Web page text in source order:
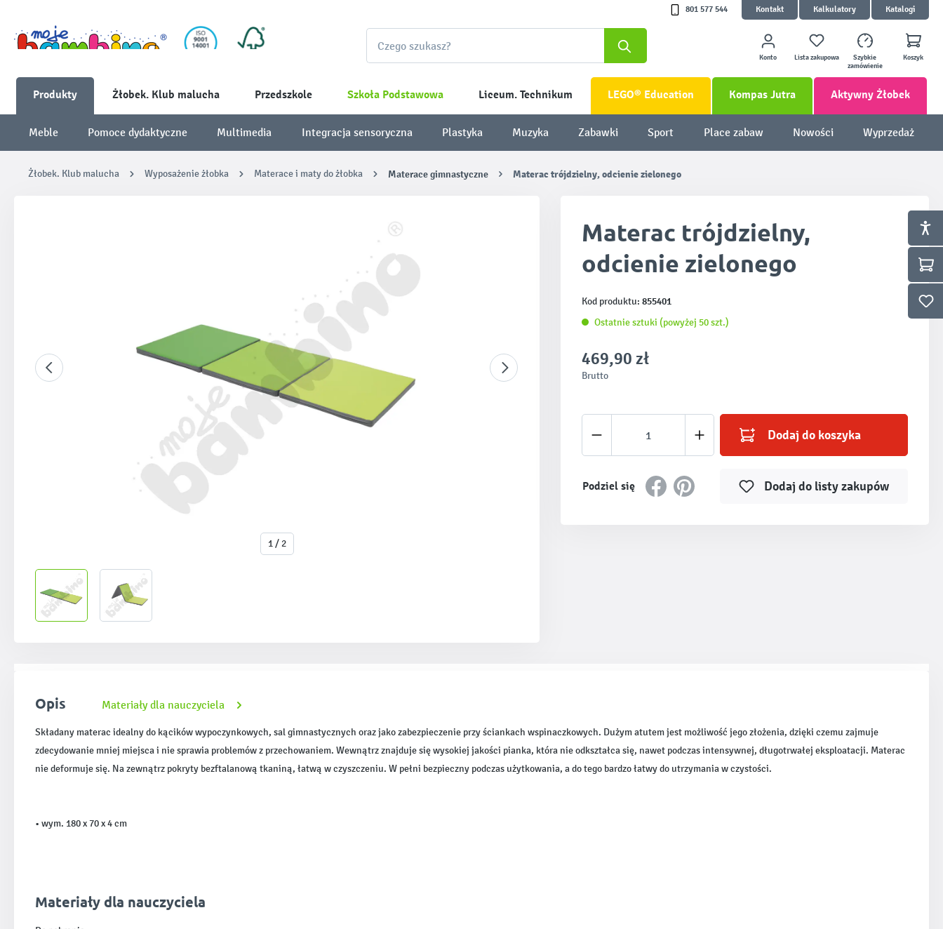
801 577 544 Kontakt Kalkulatory Katalogi
Konto Lista zakupowa
Szybkie
zamówienie
Koszyk
Produkty Żłobek. Klub malucha Przedszkole Szkoła Podstawowa Liceum. Technikum LEGO® Education Kompas Jutra Aktywny Żłobek
Meble Pomoce dydaktyczne Multimedia Integracja sensoryczna Plastyka Muzyka Zabawki Sport Place zabaw Nowości Wyprzedaż
Żłobek. Klub malucha Wyposażenie żłobka Materace i maty do żłobka Materace gimnastyczne Materac trójdzielny, odcienie zielonego
1 / 2
Materac trójdzielny,
odcienie zielonego
Kod produktu: 855401
Ostatnie sztuki (powyżej 50 szt.)
469,90 zł
Brutto
Ilość produktu: Wprowadź żądaną ilość lub użyj
Dodaj do koszyka
Podziel się Dodaj do listy zakupów
Opis Materiały dla nauczyciela
Składany materac idealny do kącików wypoczynkowych, sal gimnastycznych oraz jako zabezpieczenie przy ściankach wspinaczkowych. Dużym atutem jest możliwość jego złożenia, dzięki czemu zajmuje
zdecydowanie mniej miejsca i nie sprawia problemów z przechowaniem. Wewnątrz znajduje się wysokiej jakości pianka, która nie odkształca się, nawet podczas intensywnej, długotrwałej eksploatacji. Materac
nie deformuje się. Na zewnątrz pokryty bezftalanową tkaniną, łatwą w czyszczeniu. W pełni bezpieczny podczas użytkowania, a do tego bardzo łatwy do utrzymania w czystości.
• wym. 180 x 70 x 4 cm
Materiały dla nauczyciela